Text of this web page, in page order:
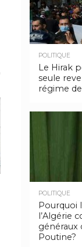
POLITIQUE
Le Hirak
seule
régime
POLITIQUE
Pourquoi
l’Algérie
généraux
Poutine?